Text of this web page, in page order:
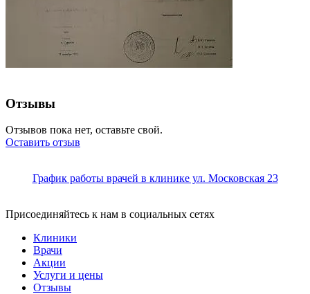
Отзывы
Отзывов пока нет, оставьте свой.
Оставить отзыв
График работы врачей в клинике ул. Московская 23
Присоединяйтесь к нам в социальных сетях
Клиники
Врачи
Акции
Услуги и цены
Отзывы